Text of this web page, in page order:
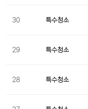
30 특수청소
29 특수청소
28 특수청소